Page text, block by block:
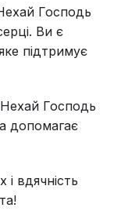
Господь
Ви є
підтримує
Господь
допомагає
вдячність